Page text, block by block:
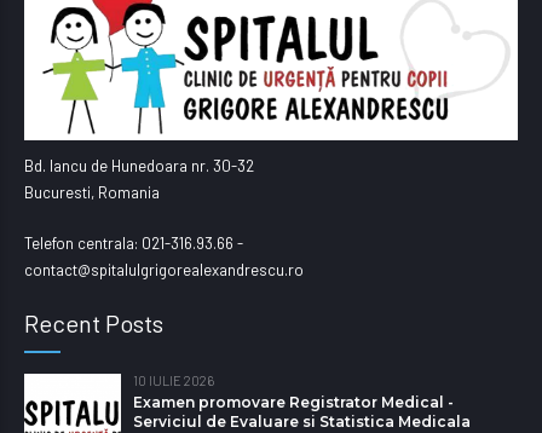
Bd. Iancu de Hunedoara nr. 30-32
Bucuresti, Romania
Telefon centrala: 021-316.93.66 -
contact@spitalulgrigorealexandrescu.ro
Recent Posts
10 IULIE 2026
Examen promovare Registrator Medical -
Serviciul de Evaluare si Statistica Medicala